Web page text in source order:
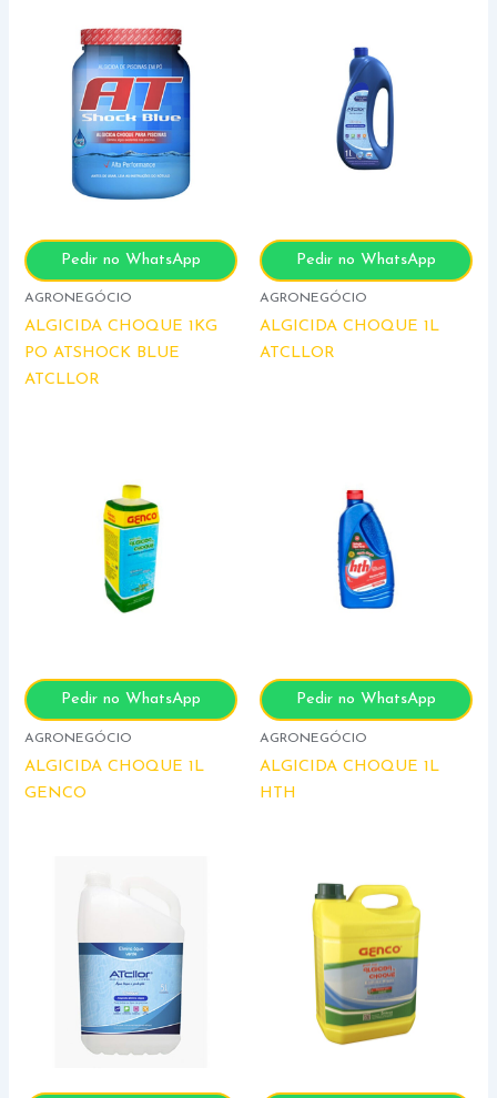
Pedir no WhatsApp
AGRONEGÓCIO
ALGICIDA CHOQUE 1KG
PO ATSHOCK BLUE
ATCLLOR
Pedir no WhatsApp
AGRONEGÓCIO
ALGICIDA CHOQUE 1L
ATCLLOR
Pedir no WhatsApp
AGRONEGÓCIO
ALGICIDA CHOQUE 1L
GENCO
Pedir no WhatsApp
AGRONEGÓCIO
ALGICIDA CHOQUE 1L
HTH